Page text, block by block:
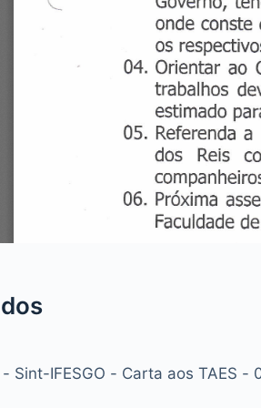
Sint-IFESGO - Carta aos TAES -